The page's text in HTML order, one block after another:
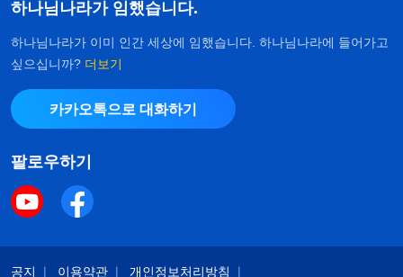
하나님나라가 임했습니다.
하나님나라가 이미 인간 세상에 임했습니다. 하나님나라에 들어가고
싶으십니까? 더보기
카카오톡으로 대화하기
팔로우하기
공지 이용약관 개인정보처리방침